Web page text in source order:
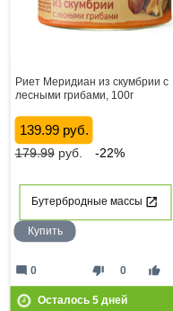
Риет Меридиан из скумбрии с
лесными грибами, 100г
139.99 руб.
179.99руб. -22%
Бутербродные массы
Купить
thumb_down 0 thumb_up
mode_comment 0
Осталось 5дней